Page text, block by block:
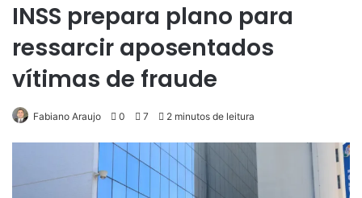
INSS prepara plano para
ressarcir aposentados
vítimas de fraude
Fabiano Araujo 0 7 2 minutos de leitura